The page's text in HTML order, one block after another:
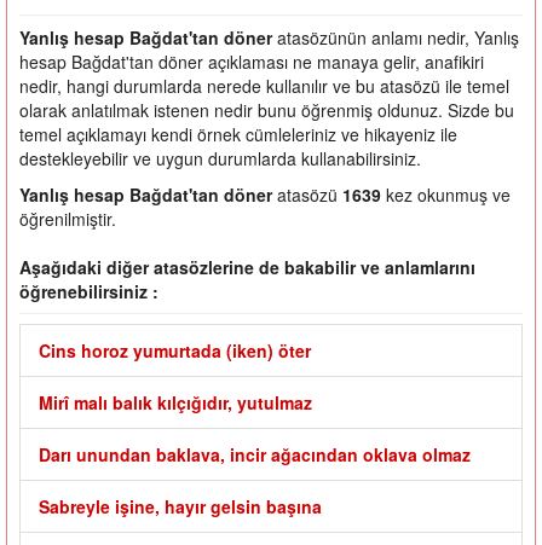
Yanlış hesap Bağdat'tan döneratasözünün anlamı nedir, Yanlış
hesap Bağdat'tan döner açıklaması ne manaya gelir, anafikiri
nedir, hangi durumlarda nerede kullanılır ve bu atasözü ile temel
olarak anlatılmak istenen nedir bunu öğrenmiş oldunuz. Sizde bu
temel açıklamayı kendi örnek cümleleriniz ve hikayeniz ile
destekleyebilir ve uygun durumlarda kullanabilirsiniz.
Yanlış hesap Bağdat'tan döneratasözü 1639 kez okunmuş ve
öğrenilmiştir.
Aşağıdaki diğer atasözlerine de bakabilir ve anlamlarını
öğrenebilirsiniz :
Cins horoz yumurtada (iken) öter
Mirî malı balık kılçığıdır, yutulmaz
Darı unundan baklava, incir ağacından oklava olmaz
Sabreyle işine, hayır gelsin başına